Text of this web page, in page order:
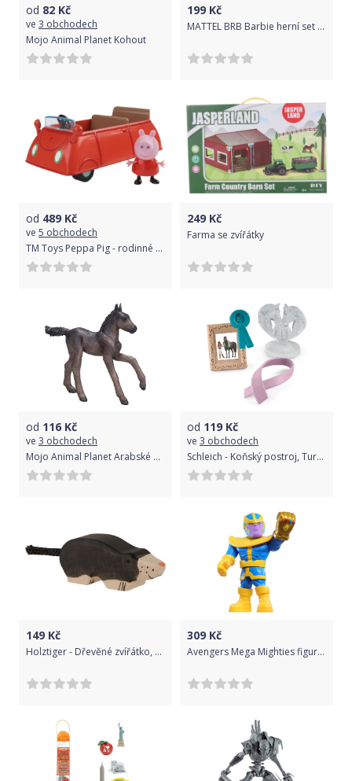
od 82 Kč
ve 3 obchodech
Mojo Animal Planet Kohout
199 Kč
MATTEL BRB Barbie herní set zvířátko mazlíček s doplňky v krabici
od 489 Kč
ve 5 obchodech
TM Toys Peppa Pig - rodinné auto + figurka
249 Kč
Farma se zvířátky
od 116 Kč
ve 3 obchodech
Mojo Animal Planet Arabské hříbě černé
od 119 Kč
ve 3 obchodech
Schleich - Koňský postroj, Turnajové příslušenství
149 Kč
Holztiger - Dřevěné zvířátko, Krtek
309 Kč
Avengers Mega Mighties figurka Thanos